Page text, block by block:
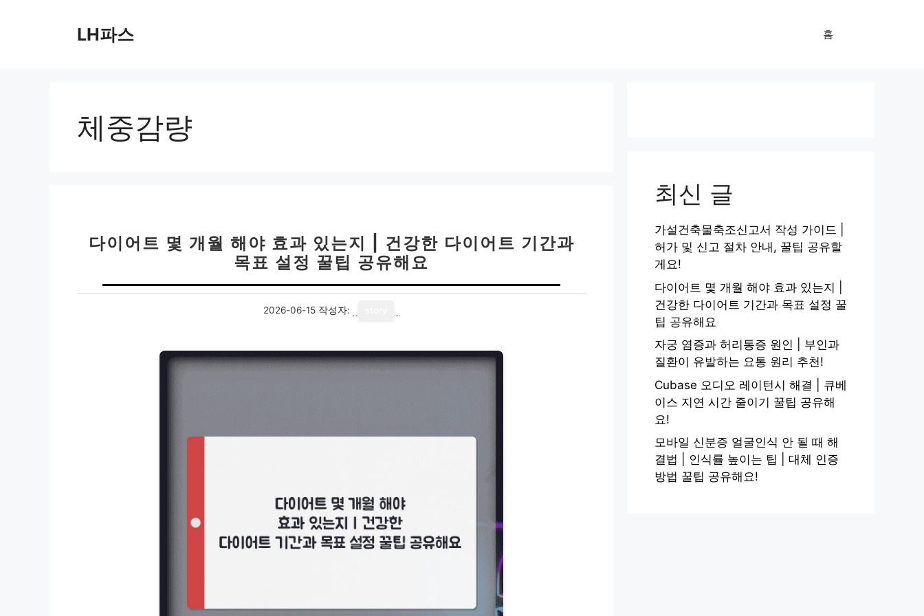
LH파스 홈
체중감량
다이어트 몇 개월 해야 효과 있는지 | 건강한 다이어트 기간과
목표 설정 꿀팁 공유해요
2026-06-15 작성자:
최신 글
가설건축물축조신고서 작성 가이드 |
허가 및 신고 절차 안내, 꿀팁 공유할
게요!
다이어트 몇 개월 해야 효과 있는지 |
건강한 다이어트 기간과 목표 설정 꿀
팁 공유해요
자궁 염증과 허리통증 원인 | 부인과
질환이 유발하는 요통 원리 추천!
Cubase 오디오 레이턴시 해결 | 큐베
이스 지연 시간 줄이기 꿀팁 공유해
요!
모바일 신분증 얼굴인식 안 될 때 해
결법 | 인식률 높이는 팁 | 대체 인증
방법 꿀팁 공유해요!